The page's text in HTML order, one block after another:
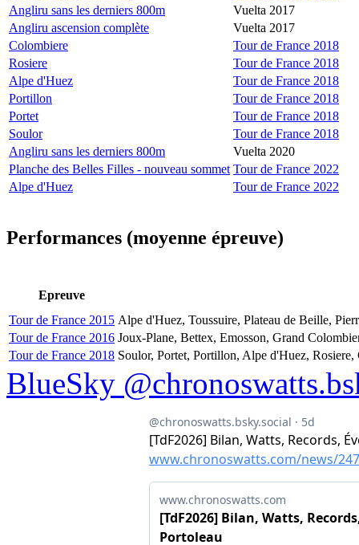
Angliru sans les derniers 800m
Vuelta 2017
Angliru ascension complète
Vuelta 2017
Colombiere
Tour de France 2018
Rosiere
Tour de France 2018
Alpe d'Huez
Tour de France 2018
Portillon
Tour de France 2018
Portet
Tour de France 2018
Soulor
Tour de France 2018
Angliru sans les derniers 800m
Vuelta 2020
Planche des Belles Filles - nouveau sommet Tour de France 2022
Alpe d'Huez
Tour de France 2022
Performances (moyenne épreuve)
Epreuve
Tour de France 2015 Alpe d'Huez, Toussuire, Plateau de Beille,
Tour de France 2016 Joux-Plane, Bettex, Emosson, Grand
Tour de France 2018 Soulor, Portet, Portillon, Alpe d'Huez, Rosiere,
BlueSky